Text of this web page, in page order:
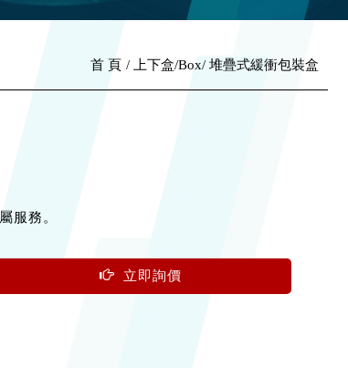
首 頁 上下盒/Box 堆疊式緩衝包裝盒
服務。
立即詢價